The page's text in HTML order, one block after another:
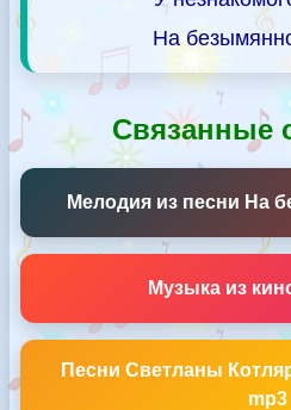
На
Связанные
Мелодия из песни На
Музыка из
Песни Светланы
mp3